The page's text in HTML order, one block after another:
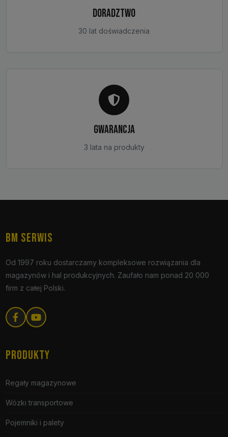
DORADZTWO
30 lat doświadczenia
GWARANCJA
3 lata na produkty
BM SERWIS
Od 1997 roku dostarczamy kompleksowe rozwiązania dla
magazynów i hal produkcyjnych. Zaufało nam ponad 20 000
firm z całej Polski.
PRODUKTY
Regały magazynowe
Wózki transportowe
Pojemniki i palety